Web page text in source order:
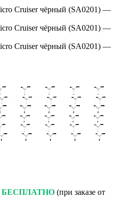
БЕСПЛАТНО (при заказе от